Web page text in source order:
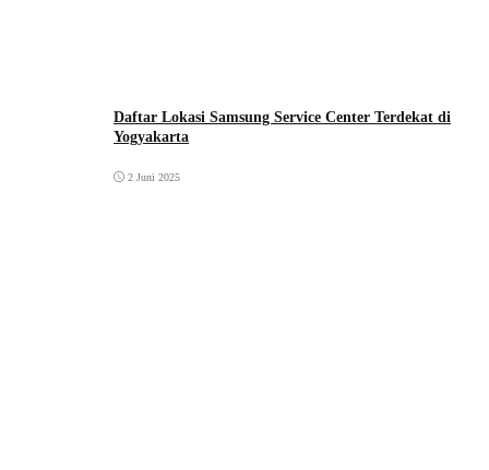
Daftar Lokasi Samsung Service Center Terdekat di
Yogyakarta
2 Juni 2025